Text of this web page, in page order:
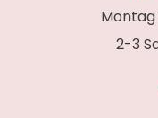
Montag
2-3